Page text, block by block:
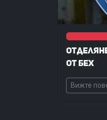
0%
0%
от БЕХ
Вижте